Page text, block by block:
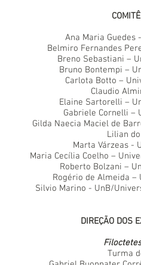
Ana Maria Guedes
Belmiro Fernandes
Breno Sebastiani –
Bruno Bontempi –
Carlota Botto –
Claudio
Elaine Sartorelli –
Gabriele Cornelli –
Gilda Naecia Maciel de
Lilian
Marta Várzeas -
Maria Cecília Coelho –
Roberto Bolzani –
Rogério de Almeida –
Silvio Marino - UnB/
DIREÇÃO DOS
Turma